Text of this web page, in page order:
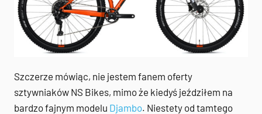
Szczerze mówiąc, nie jestem fanem oferty
sztywniaków NS Bikes, mimo że kiedyś jeździłem na
bardzo fajnym modelu Djambo. Niestety od tamtego